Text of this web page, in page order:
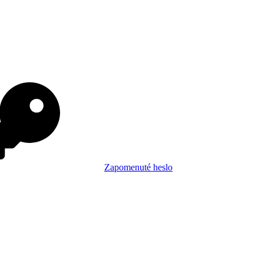
Zapomenuté heslo